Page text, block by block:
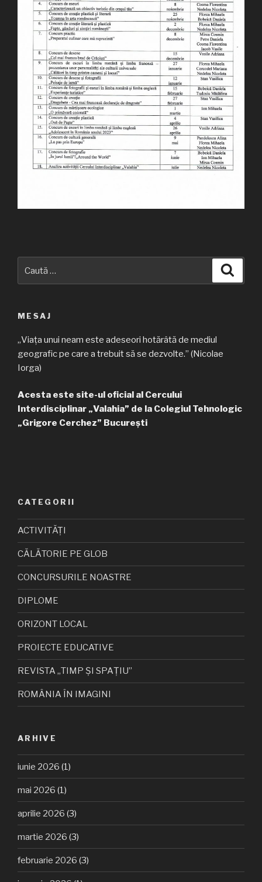
MESAJ
„Viața unui neam este adeseori hotărâtă de mediul
geografic pe care a trebuit să se dezvolte.” (Nicolae
Iorga)
Acesta este site-ul oficial al Cercului
Interdisciplinar „Valahia” de la Colegiul Tehnologic
„Grigore Cerchez” București
CATEGORII
ACTIVITĂȚI
CĂLĂTORIE PE GLOB
CONCURSURILE NOASTRE
DIPLOME
ORIZONT LOCAL
PROIECTE EDUCATIVE
REVISTA „TIMP ȘI SPAȚIU”
ROMÂNIA ÎN IMAGINI
ARHIVE
iunie 2026 (1)
mai 2026 (1)
aprilie 2026 (3)
martie 2026 (3)
februarie 2026 (3)